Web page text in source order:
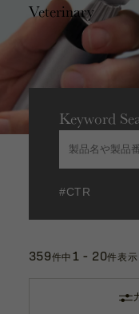
ブランド一覧
サポート動画
Contact
Veterinary カプ
内視
Keyword
#CTR
359件中 1 - 20件表示